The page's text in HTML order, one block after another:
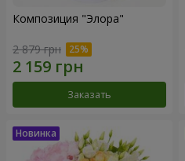
Композиция "Элора"
2 879 грн
Заказать